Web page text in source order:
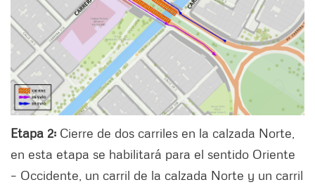
Etapa 2: Cierre de dos carriles en la calzada Norte,
en esta etapa se habilitará para el sentido Oriente
– Occidente, un carril de la calzada Norte y un carril